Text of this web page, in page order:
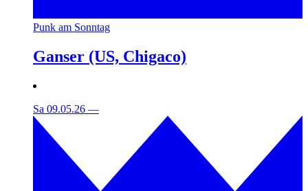
Punk am Sonntag
Ganser (US, Chigaco)
Sa 09.05.26 —